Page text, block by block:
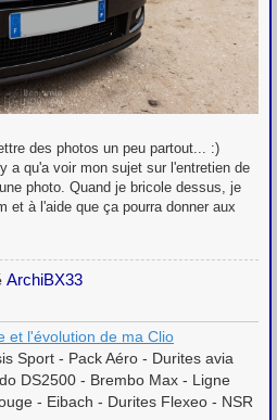
des photos un peu partout... :)
a qu'a voir mon sujet sur l'entretien de
photo. Quand je bricole dessus, je
et à l'aide que ça pourra donner aux
ArchiBX33
et l'évolution de ma Clio
Sport - Pack Aéro - Durites avia
DS2500 - Brembo Max - Ligne
- Eibach - Durites Flexeo - NSR